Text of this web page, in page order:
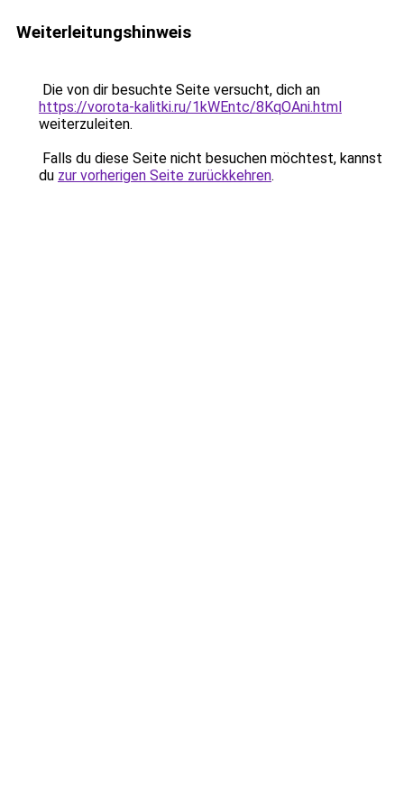
Weiterleitungshinweis
Die von dir besuchte Seite versucht, dich an
https://vorota-kalitki.ru/1kWEntc/8KqOAni.html
weiterzuleiten.
Falls du diese Seite nicht besuchen möchtest, kannst
du zur vorherigen Seite zurückkehren.